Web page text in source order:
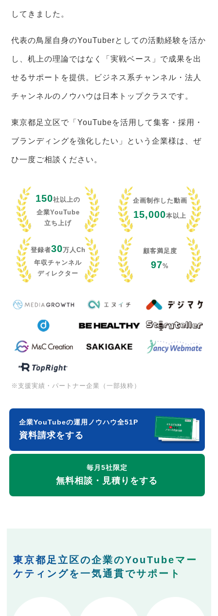
してきました。
代表の鳥屋自身のYouTuberとしての活動経験を活か
し、机上の理論ではなく「実戦ベース」で成果を出
せるサポートを提供。ビジネス系チャンネル・法人
チャンネルのノウハウは日本トップクラスです。
東京都足立区で「YouTubeを活用して集客・採用・
ブランディングを強化したい」という企業様は、ぜ
ひ一度ご相談ください。
150社以上の
企業YouTube
立ち上げ
企画制作した動画
15,000本以上
登録者30万人Ch
年収チャンネル
ディレクター
顧客満足度
97%
※支援実績・パートナー企業（一部抜粋）
企業YouTubeの運用ノウハウ全51P
資料請求をする
毎月5社限定
無料相談・見積りをする
東京都足立区の企業のYouTubeマー
ケティングを一気通貫でサポート